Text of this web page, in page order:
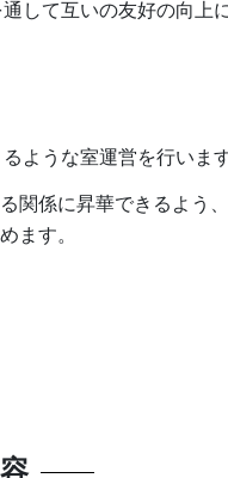
して互いの友好の向上
ような室運営を行います
関係に昇華できるよう
ます。